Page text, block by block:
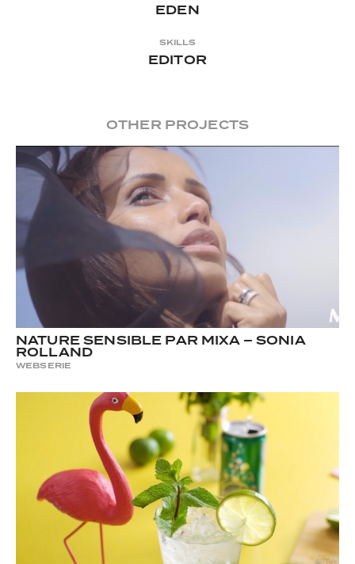
EDEN
SKILLS
EDITOR
OTHER PROJECTS
NATURE SENSIBLE PAR MIXA – SONIA
ROLLAND
WEBSERIE